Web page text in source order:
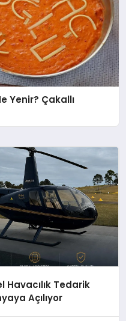
Yenir? Çakallı
Havacılık Tedarik
Açılıyor